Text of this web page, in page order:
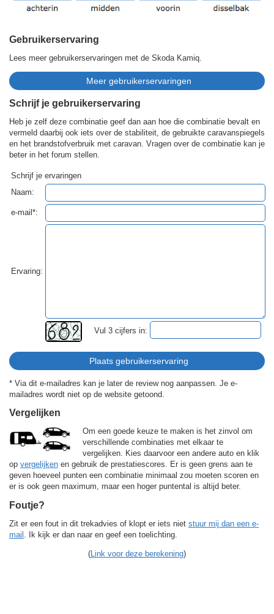
Gebruikerservaring
Lees meer gebruikerservaringen met de Skoda Kamiq.
Schrijf je gebruikerservaring
Heb je zelf deze combinatie geef dan aan hoe die combinatie bevalt en
vermeld daarbij ook iets over de stabiliteit, de gebruikte caravanspiegels
en het brandstofverbruik met caravan. Vragen over de combinatie kan je
beter in het forum stellen.
Schrijf je ervaringen
Naam:
e-mail*:
Ervaring:
Vul 3 cijfers in:
* Via dit e-mailadres kan je later de review nog aanpassen. Je e-
mailadres wordt niet op de website getoond.
Vergelijken
Om een goede keuze te maken is het zinvol om
verschillende combinaties met elkaar te
vergelijken. Kies daarvoor een andere auto en klik
op vergelijken en gebruik de prestatiescores. Er is geen grens aan te
geven hoeveel punten een combinatie minimaal zou moeten scoren en
er is ook geen maximum, maar een hoger puntental is altijd beter.
Foutje?
Zit er een fout in dit trekadvies of klopt er iets niet stuur mij dan een e-
mail
. Ik kijk er dan naar en geef een toelichting.
( Link voor deze berekening)